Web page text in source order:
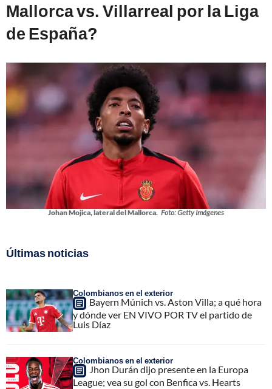
Mallorca vs. Villarreal por la Liga
de España?
Johan Mojica, lateral del Mallorca. Foto: Getty Imágenes
Últimas noticias
Colombianos en el exterior
Bayern Múnich vs. Aston Villa; a qué hora
y dónde ver EN VIVO POR TV el partido de
Luis Díaz
Colombianos en el exterior
Jhon Durán dijo presente en la Europa
League; vea su gol con Benfica vs. Hearts